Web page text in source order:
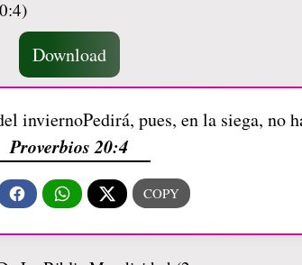
Download
inviernoPedirá, pues, en la siega, no
Proverbios 20:4